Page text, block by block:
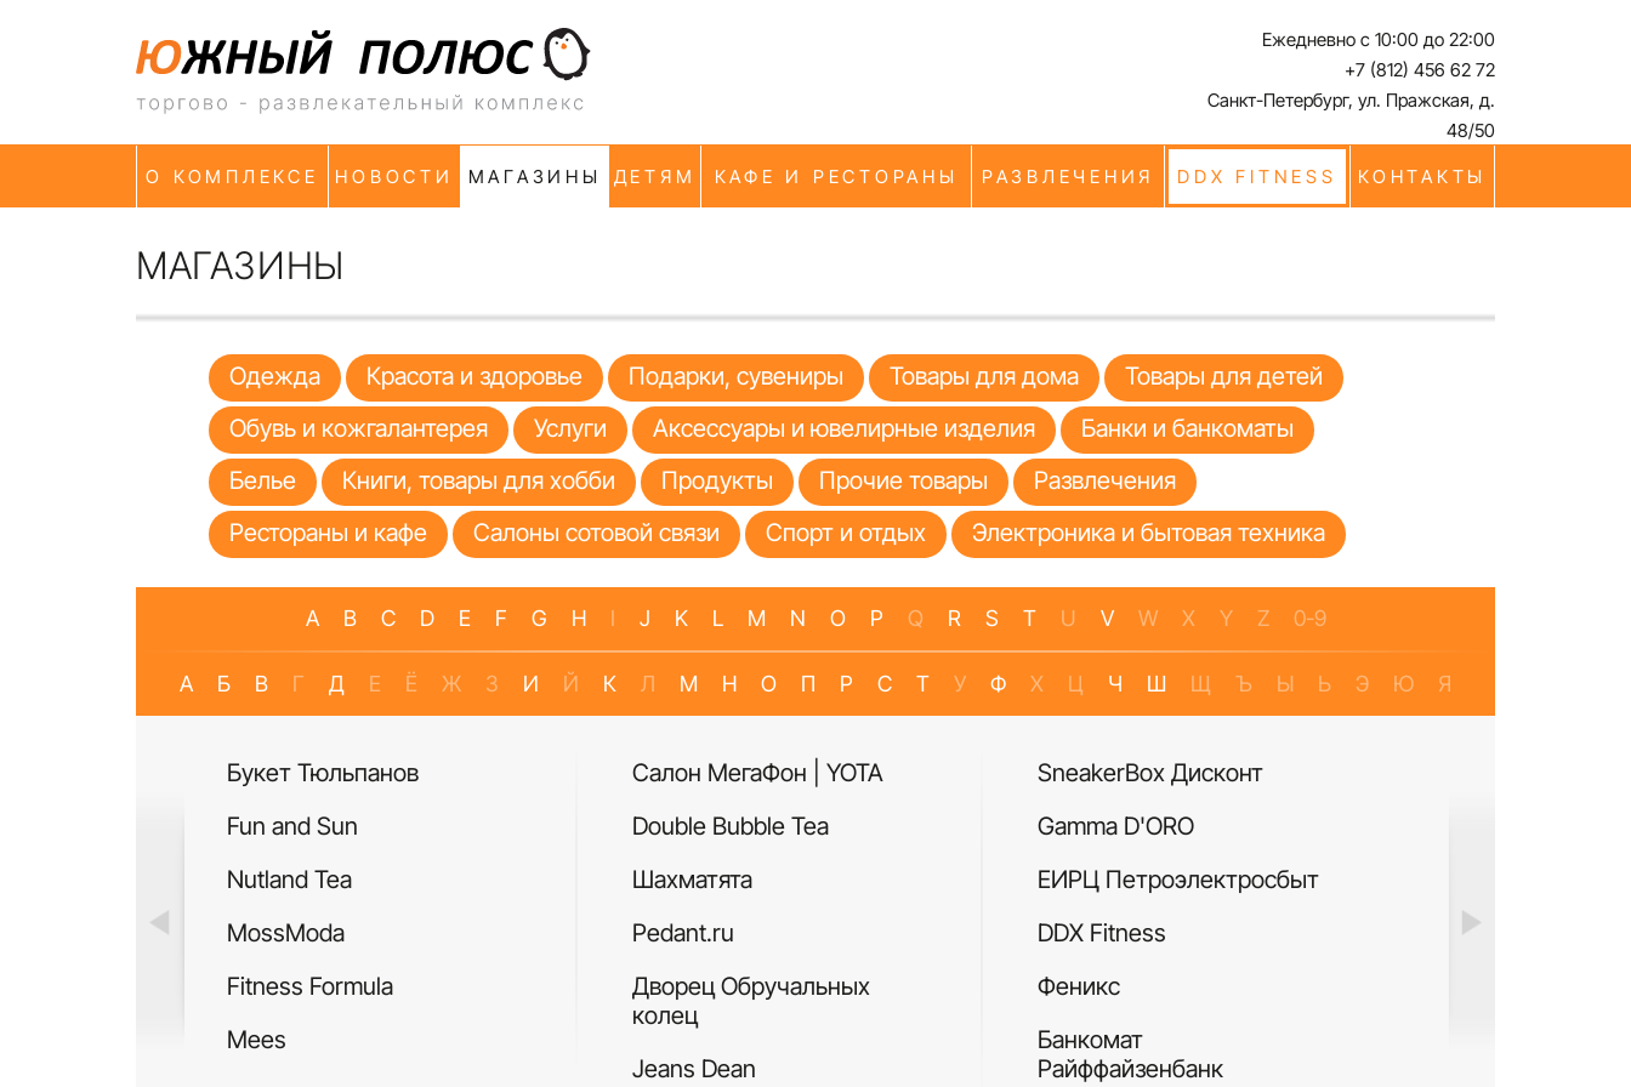
Ежедневно с 10:00 до 22:00
+7 (812) 456 62 72
Санкт-Петербург, ул. Пражская, д.
48/50
О КОМПЛЕКСЕ
НОВОСТИ МАГАЗИНЫ ДЕТЯМ КАФЕ И РЕСТОРАНЫ РАЗВЛЕЧЕНИЯ DDX FITNESS КОНТАКТЫ
МАГАЗИНЫ
Одежда Красота и здоровье Подарки, сувениры Товары для дома
Товары для детей
Обувь и кожгалантерея
Услуги Аксессуары и ювелирные изделия
Банки и банкоматы
Белье
Книги, товары для хобби Продукты Прочие товары
Развлечения
Рестораны и кафе
Салоны сотовой связи Спорт и отдых Электроника и бытовая техника
A B C D E F G H I J K L M N O P Q R S T U V W X Y Z 0-9
А Б В Г Д Е Ё Ж З И Й К Л М Н О П Р С Т У Ф Х Ц Ч Ш Щ Ъ Ы Ь Э Ю Я
Букет Тюльпанов
Fun and Sun
Nutland Tea
MossModa
Fitness Formula
Mees
Салон МегаФон | YOTA
Double Bubble Tea
Шахматята
Pedant.ru
Дворец Обручальных
колец
Jeans Dean
SneakerBox Дисконт
Gamma D'ORO
ЕИРЦ Петроэлектросбыт
DDX Fitness
Феникс
Банкомат
Райффайзенбанк
Си Виф